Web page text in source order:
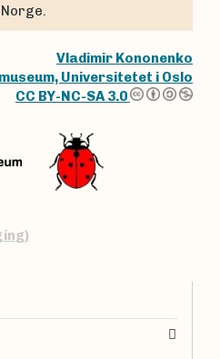
Vladimir Kononenko
Universitetet i Oslo
CC BY-NC-SA 3.0